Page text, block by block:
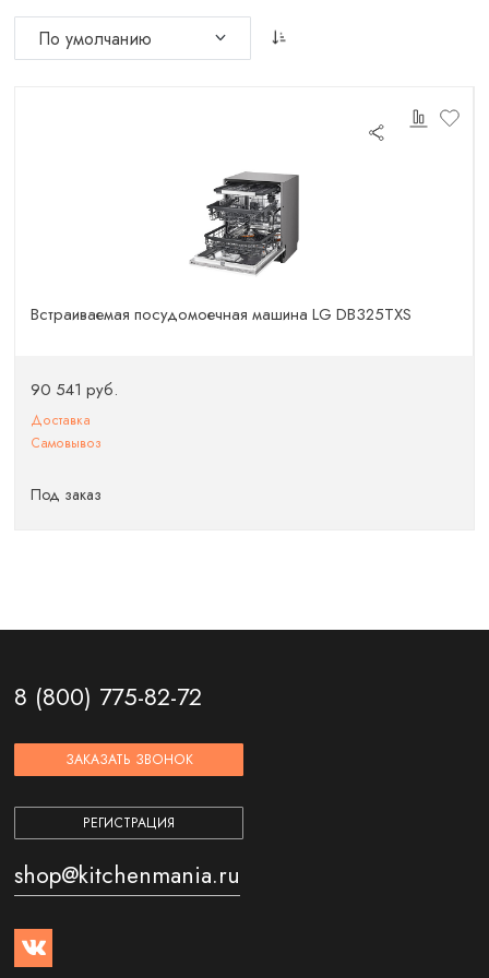
Встраиваемая посудомоечная машина LG DB325TXS
90 541 руб.
Доставка
Самовывоз
Под заказ
8 (800) 775-82-72
ЗАКАЗАТЬ ЗВОНОК
РЕГИСТРАЦИЯ
shop@kitchenmania.ru